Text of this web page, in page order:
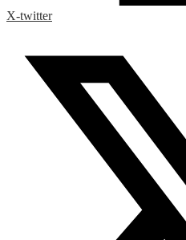
X-twitter